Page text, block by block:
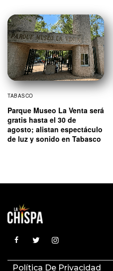
TABASCO
Parque Museo La Venta será
gratis hasta el 30 de
agosto; alistan espectáculo
de luz y sonido en Tabasco
Política De Privacidad